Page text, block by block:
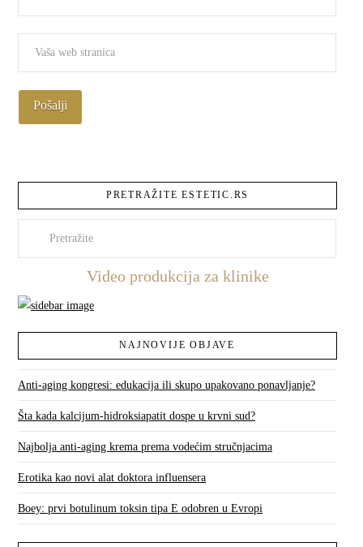
PRETRAŽITE ESTETIC.RS
Video produkcija za klinike
NAJNOVIJE OBJAVE
Anti-aging kongresi: edukacija ili skupo upakovano ponavljanje?
Šta kada kalcijum-hidroksiapatit dospe u krvni sud?
Najbolja anti-aging krema prema vodećim stručnjacima
Erotika kao novi alat doktora influensera
Boey: prvi botulinum toksin tipa E odobren u Evropi